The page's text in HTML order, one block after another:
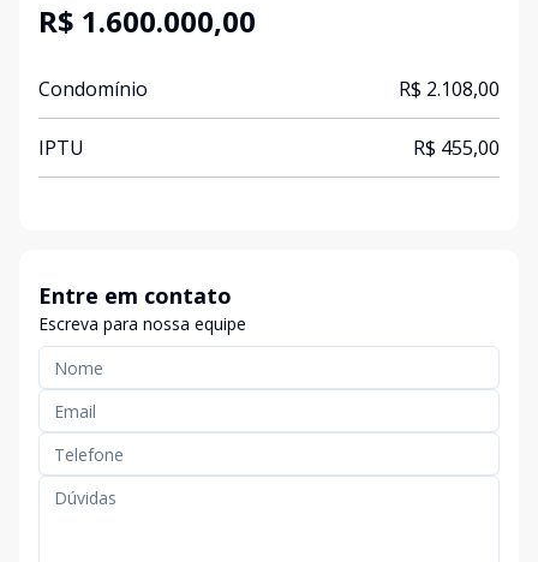
R$ 1.600.000,00
Condomínio R$ 2.108,00
IPTU R$ 455,00
Entre em contato
Escreva para nossa equipe